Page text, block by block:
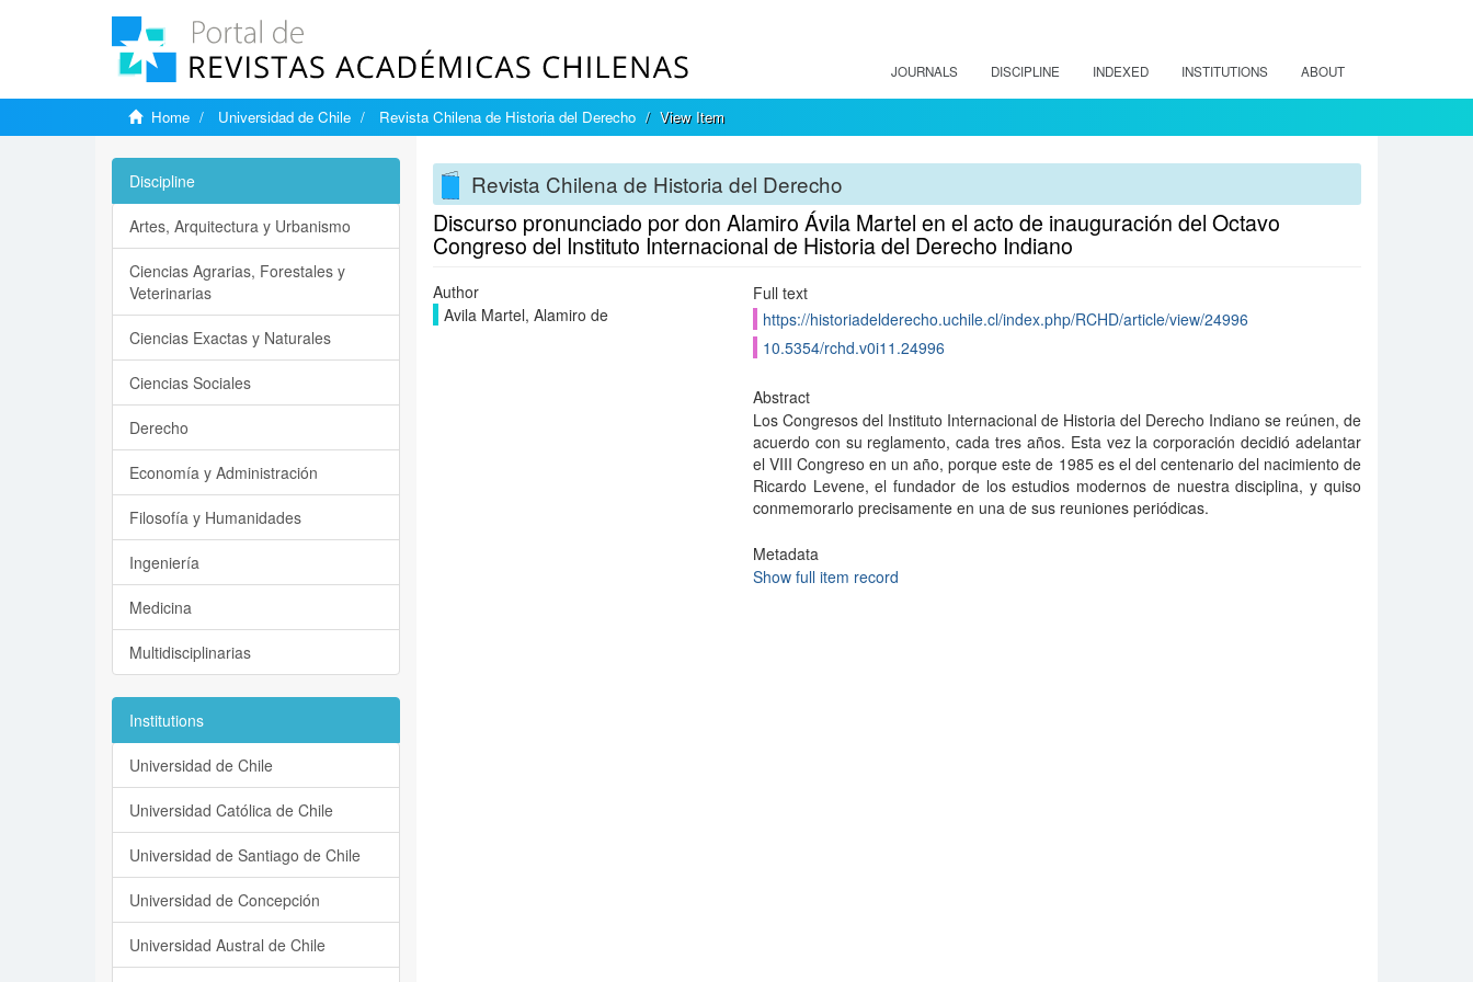
JOURNALS DISCIPLINE INDEXED INSTITUTIONS ABOUT
Home Universidad de Chile Revista Chilena de Historia del Derecho View Item
Revista Chilena de Historia del Derecho
Discurso pronunciado por don Alamiro Ávila Martel en el acto de inauguración del Octavo
Congreso del Instituto Internacional de Historia del Derecho Indiano
Author
Avila Martel, Alamiro de
Full text
https://historiadelderecho.uchile.cl/index.php/RCHD/article/view/24996
10.5354/rchd.v0i11.24996
Abstract
Los Congresos del Instituto Internacional de Historia del Derecho Indiano se reúnen, de
acuerdo con su reglamento, cada tres años. Esta vez la corporación decidió adelantar
el VIII Congreso en un año, porque este de 1985 es el del centenario del nacimiento de
Ricardo Levene, el fundador de los estudios modernos de nuestra disciplina, y quiso
conmemorarlo precisamente en una de sus reuniones periódicas.
Metadata
Show full item record
Discipline
Artes, Arquitectura y Urbanismo
Ciencias Agrarias, Forestales y
Veterinarias
Ciencias Exactas y Naturales
Ciencias Sociales
Derecho
Economía y Administración
Filosofía y Humanidades
Ingeniería
Medicina
Multidisciplinarias
Institutions
Universidad de Chile
Universidad Católica de Chile
Universidad de Santiago de Chile
Universidad de Concepción
Universidad Austral de Chile